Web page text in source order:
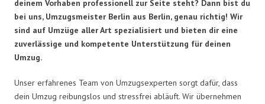
deinem Vorhaben professionell zur Seite steht? Dann bist du
bei uns, Umzugsmeister Berlin aus Berlin, genau richtig! Wir
sind auf Umzüge aller Art spezialisiert und bieten dir eine
zuverlässige und kompetente Unterstützung für deinen
Umzug.
Unser erfahrenes Team von Umzugsexperten sorgt dafür, dass
dein Umzug reibungslos und stressfrei abläuft. Wir übernehmen